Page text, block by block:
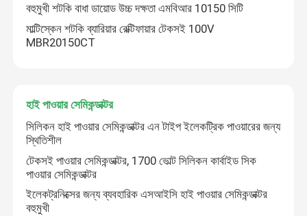
কারখানা ভ্রমণ
আমাদের সাথে যোগাযোগ
খবর
উদ্ধৃতির জন্য আবেদন
বহুমুখী শটকি বাধা ডায়োড উচ্চ দক্ষতা এমবিআর 10150 সিটি
মাল্টিস্কেন শটকি ব্যারিয়ার রেক্টিফায়ার টেকসই 100V
MBR20150CT
হাই পাওয়ার সেমিকন্ডাক্টর
সিলিকন হাই পাওয়ার সেমিকন্ডাক্টর এন টাইপ ইলেকট্রিক পাওয়ারের জন্য
স্থিতিশীল
টেকসই পাওয়ার সেমিকন্ডাক্টর, 1700 ভোল্ট সিলিকন কার্বাইড সিক
পাওয়ার সেমিকন্ডাক্টর
ইলেকট্রনিক্সের জন্য ব্যবহারিক এসআইসি হাই পাওয়ার সেমিকন্ডাক্টর
বহুমুখী